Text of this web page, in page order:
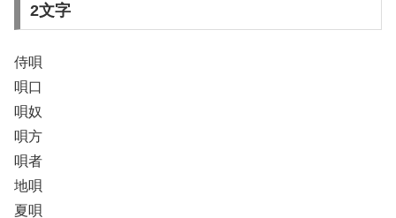
2文字
侍唄
唄口
唄奴
唄方
唄者
地唄
夏唄